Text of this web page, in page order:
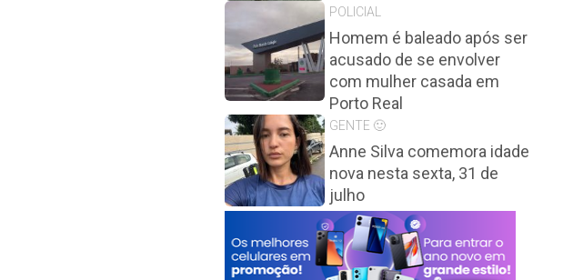
POLICIAL
Homem é baleado após ser
acusado de se envolver
com mulher casada em
Porto Real
GENTE 🙂
Anne Silva comemora idade
nova nesta sexta, 31 de
julho